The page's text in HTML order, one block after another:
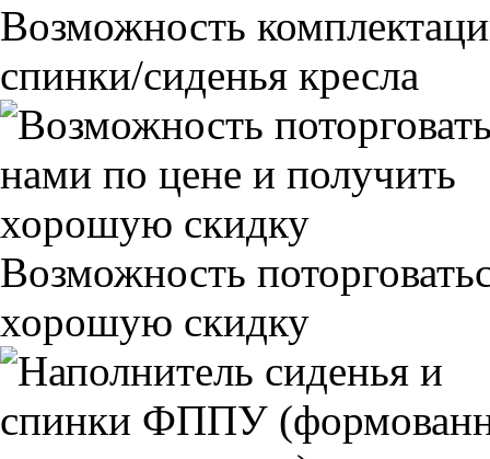
Возможность
спинки/сиденья кресла
Возможность
хорошую скидку